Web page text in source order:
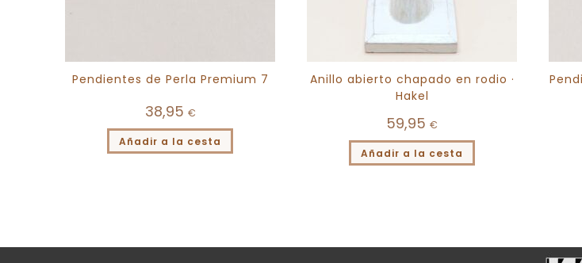
Pendientes de Perla Premium 7
38,95 €
Añadir a la cesta
Anillo abierto chapado en rodio ·
Hakel
59,95 €
Añadir a la cesta